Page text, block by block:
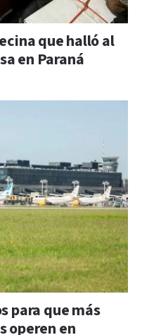
que halló al
en Paraná
para que más
operen en